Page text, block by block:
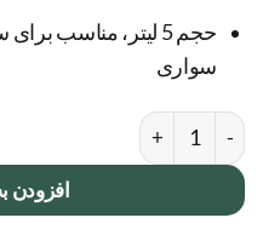
حجم 5 لیتر، مناسب
سواری
روغن موتور والوالین Valvoline مدل Synpower ویسکوزیته 5W-30 عدد
افزودن